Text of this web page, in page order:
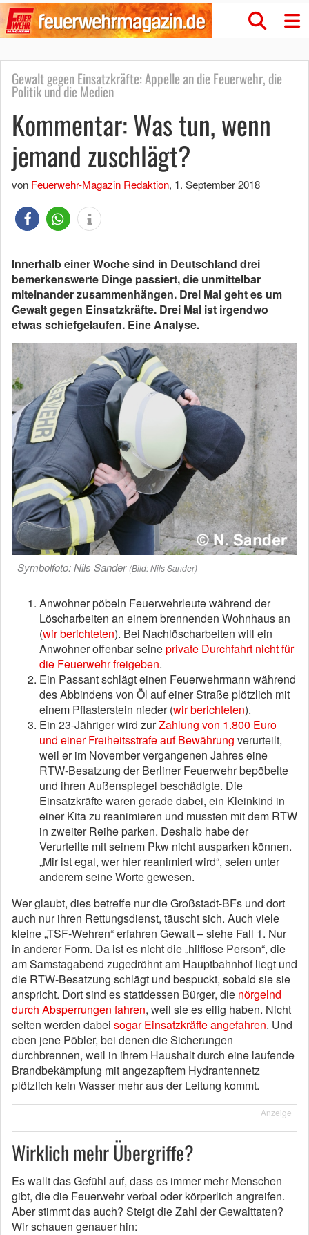
Gewalt gegen Einsatzkräfte: Appelle an die Feuerwehr, die
Politik und die Medien
Kommentar: Was tun, wenn
jemand zuschlägt?
von Feuerwehr-Magazin Redaktion, 1. September 2018
Innerhalb einer Woche sind in Deutschland drei
bemerkenswerte Dinge passiert, die unmittelbar
miteinander zusammenhängen. Drei Mal geht es um
Gewalt gegen Einsatzkräfte. Drei Mal ist irgendwo
etwas schiefgelaufen. Eine Analyse.
Symbolfoto: Nils Sander (Bild: Nils Sander)
Anwohner pöbeln Feuerwehrleute während der
Löscharbeiten an einem brennenden Wohnhaus an
(wir berichteten). Bei Nachlöscharbeiten will ein
Anwohner offenbar seineprivate Durchfahrt nicht für
die Feuerwehr freigeben.
Ein Passant schlägt einen Feuerwehrmann während
des Abbindens von Öl auf einer Straße plötzlich mit
einem Pflasterstein nieder (wir berichteten).
Ein 23-Jähriger wird zurZahlung von 1.800 Euro
und einer Freiheitsstrafe auf Bewährung verurteilt,
weil er im November vergangenen Jahres eine
RTW-Besatzung der Berliner Feuerwehr bepöbelte
und ihren Außenspiegel beschädigte. Die
Einsatzkräfte waren gerade dabei, ein Kleinkind in
einer Kita zu reanimieren und mussten mit dem RTW
in zweiter Reihe parken. Deshalb habe der
Verurteilte mit seinem Pkw nicht ausparken können.
„Mir ist egal, wer hier reanimiert wird“, seien unter
anderem seine Worte gewesen.
Wer glaubt, dies betreffe nur die Großstadt-BFs und dort
auch nur ihren Rettungsdienst, täuscht sich. Auch viele
kleine „TSF-Wehren“ erfahren Gewalt – siehe Fall 1. Nur
in anderer Form. Da ist es nicht die „hilflose Person“, die
am Samstagabend zugedröhnt am Hauptbahnhof liegt und
die RTW-Besatzung schlägt und bespuckt, sobald sie sie
anspricht. Dort sind es stattdessen Bürger, die nörgelnd
durch Absperrungen fahren, weil sie es eilig haben. Nicht
selten werden dabei sogar Einsatzkräfte angefahren. Und
eben jene Pöbler, bei denen die Sicherungen
durchbrennen, weil in ihrem Haushalt durch eine laufende
Brandbekämpfung mit angezapftem Hydrantennetz
plötzlich kein Wasser mehr aus der Leitung kommt.
Anzeige
Wirklich mehr Übergriffe?
Es wallt das Gefühl auf, dass es immer mehr Menschen
gibt, die die Feuerwehr verbal oder körperlich angreifen.
Aber stimmt das auch? Steigt die Zahl der Gewalttaten?
Wir schauen genauer hin: